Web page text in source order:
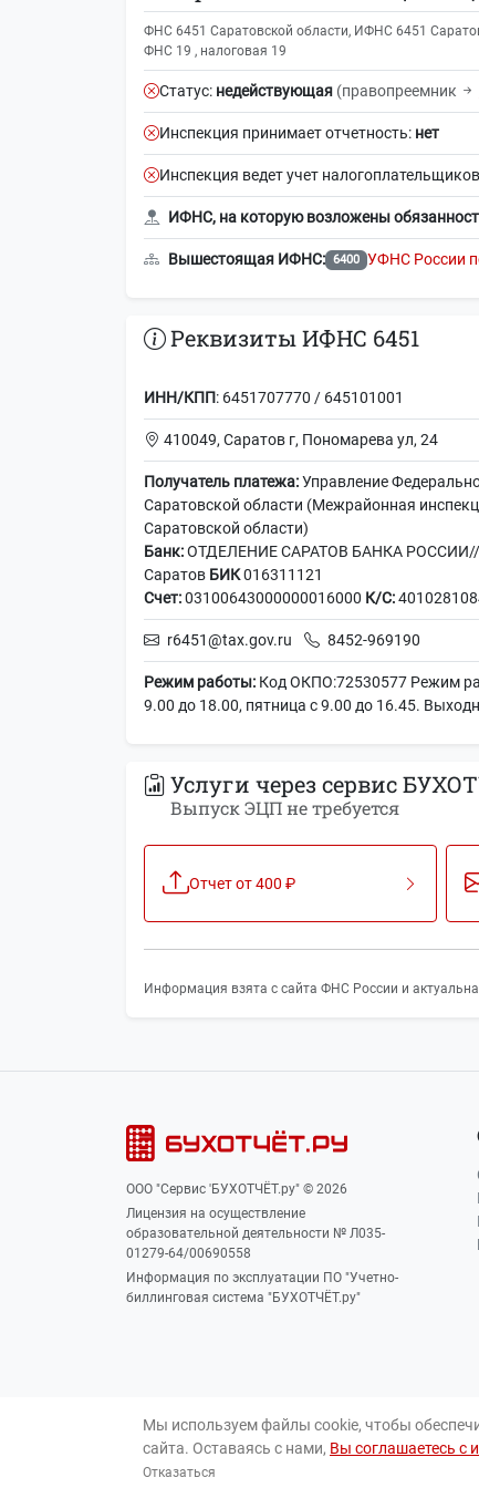
ФНС 6451 Саратовской области, ИФНС 6451
ФНС 19 , налоговая 19
Статус: недействующая (правопреемник
Инспекция принимает отчетность: нет
Инспекция ведет учет
ИФНС, на которую возложены
Вышестоящая ИФНС: 6400 УФНС России
Реквизиты ИФНС 6451
ИНН/КПП: 6451707770 / 645101001
410049, Саратов г, Пономарева ул, 24
Получатель платежа:Управление
Саратовской области (Межрайонная
Саратовской области)
Банк:ОТДЕЛЕНИЕ САРАТОВ БАНКА РОССИИ//
Саратов БИК016311121
Счет:03100643000000016000 К/С:
r6451@tax.gov.ru 8452-969190
Режим работы: Код ОКПО:72530577 Режим
9.00 до 18.00, пятница с 9.00 до 16.45.
Услуги через сервис
Выпуск ЭЦП не требуется
Отчет от 400 ₽
Информация взята с сайта ФНС России и
ООО "Сервис 'БУХОТЧЁТ.ру" © 2026
Лицензия на осуществление
образовательной деятельности № Л035-
01279-64/00690558
Информация по эксплуатации ПО "Учетно-
биллинговая система "БУХОТЧЁТ.ру"
Для лиц 16+
Мы используем файлы cookie, чтобы
сайта. Оставаясь с нами, Вы соглашаетесь с
Отказаться